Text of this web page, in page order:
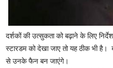
दर्शकों की उत्सुकता को बढ़ाने के लिए
स्टारडम को देखा जाए तो यह ठीक भी है।
से उनके फैन बन जाएंगे।